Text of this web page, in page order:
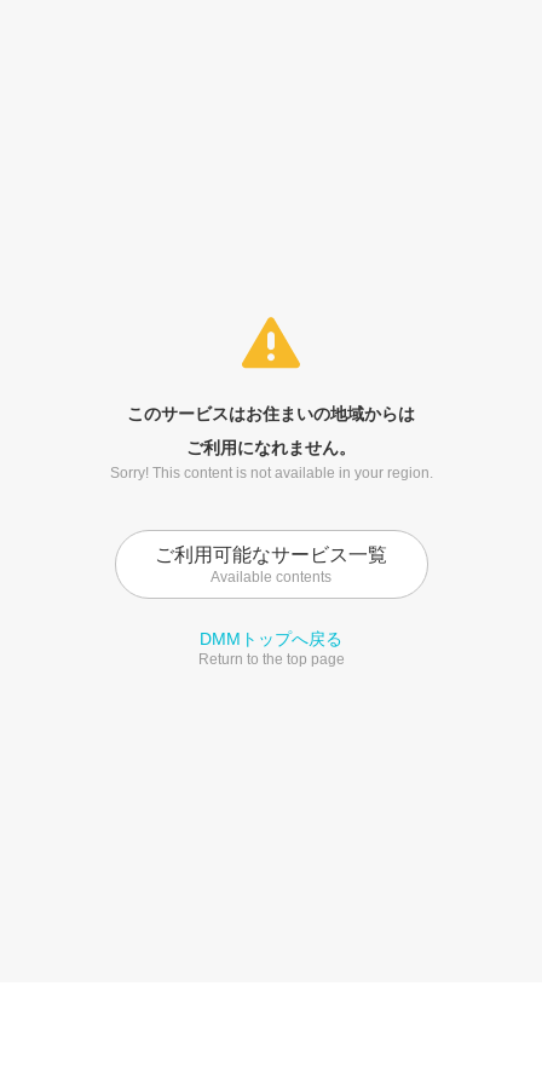
このサービスはお住まいの地域からは
ご利用になれません。
Sorry! This content is not available in your region.
ご利用可能なサービス一覧
Available contents
DMMトップへ戻る
Return to the top page